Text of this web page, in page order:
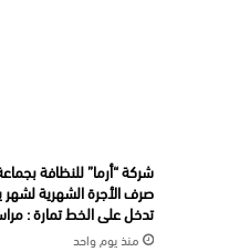
شركة “أرما” للنظافة
صرف الأجرة الشهرية لشهر
تدخل على الخط تمارة :
منذ يوم واحد